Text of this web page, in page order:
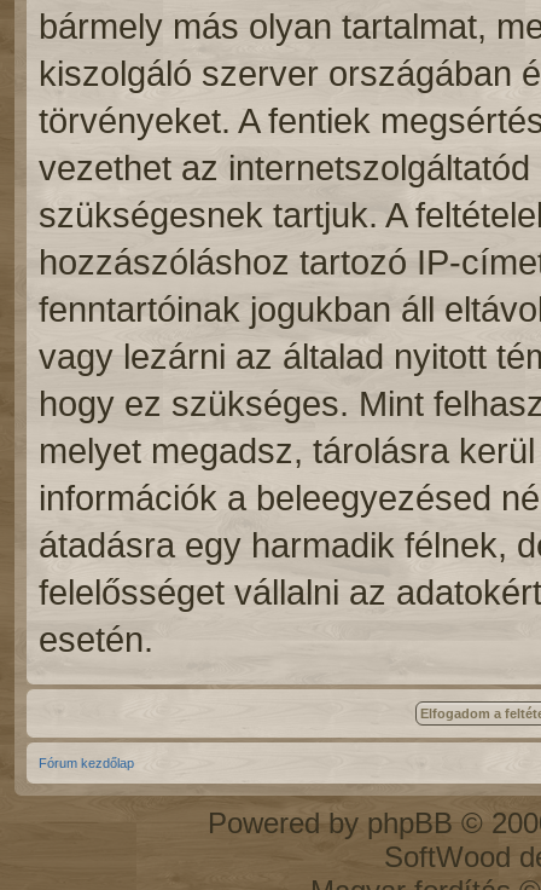
bármely más olyan tartalmat,
kiszolgáló szerver országában
törvényeket. A fentiek
vezethet az
szükségesnek tartjuk. A
hozzászóláshoz tartozó IP-
fenntartóinak jogukban áll
vagy lezárni az általad nyitott
hogy ez szükséges. Mint
melyet megadsz, tárolásra
információk a beleegyezésed
átadásra egy harmadik félnek,
felelősséget vállalni az
esetén.
Fórum kezdőlap
Powered by phpBB ©
SoftWood